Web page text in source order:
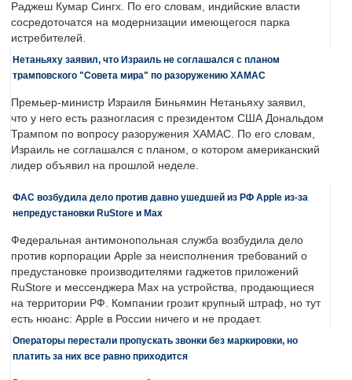
Раджеш Кумар Сингх. По его словам, индийские власти
сосредоточатся на модернизации имеющегося парка
истребителей.
Нетаньяху заявил, что Израиль не соглашался с планом
трамповского "Совета мира" по разоружению ХАМАС
Премьер-министр Израиля Биньямин Нетаньяху заявил,
что у него есть разногласия с президентом США Дональдом
Трампом по вопросу разоружения ХАМАС. По его словам,
Израиль не соглашался с планом, о котором американский
лидер объявил на прошлой неделе.
ФАС возбудила дело против давно ушедшей из РФ Apple из-за
непредустановки RuStore и Max
Федеральная антимонопольная служба возбудила дело
против корпорации Apple за неисполнения требований о
предустановке производителями гаджетов приложений
RuStore и мессенджера Max на устройства, продающиеся
на территории РФ. Компании грозит крупный штраф, но тут
есть нюанс: Apple в России ничего и не продает.
Операторы перестали пропускать звонки без маркировки, но
платить за них все равно приходится